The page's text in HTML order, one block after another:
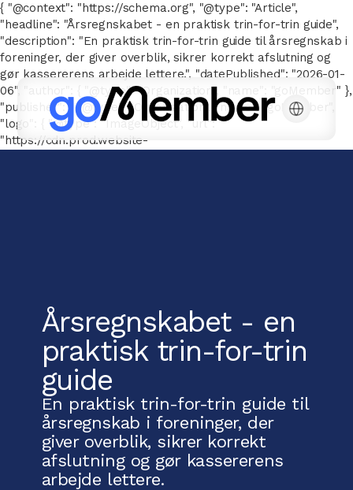
{ "@context": "https://schema.org", "@type": "Article",
"headline": "Årsregnskabet - en praktisk trin-for-trin guide",
"description": "En praktisk trin-for-trin guide til årsregnskab i
foreninger, der giver overblik, sikrer korrekt afslutning og
gør kassererens arbejde lettere.", "datePublished": "2026-01-
06", "author": { "@type": "Organization", "name": "goMember" },
"publisher": { "@type": "Organization", "name": "goMember",
"logo": { "@type": "ImageObject", "url":
"https://cdn.prod.website-
Årsregnskabet - en
praktisk trin-for-trin
guide
En praktisk trin-for-trin guide til
årsregnskab i foreninger, der
giver overblik, sikrer korrekt
afslutning og gør kassererens
arbejde lettere.